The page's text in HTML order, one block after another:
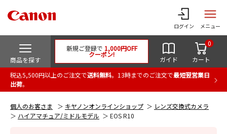
ログイン メニュー
商品を探す
新規ご登録で 1,000円OFF
クーポン!
ガイド カート
0
税込5,500円以上のご注文で送料無料。13時までのご注文で最短翌営業日
出荷。
個人のお客さま キヤノンオンラインショップ
レンズ交換式カメラ
ハイアマチュア/ミドルモデル
EOS R10